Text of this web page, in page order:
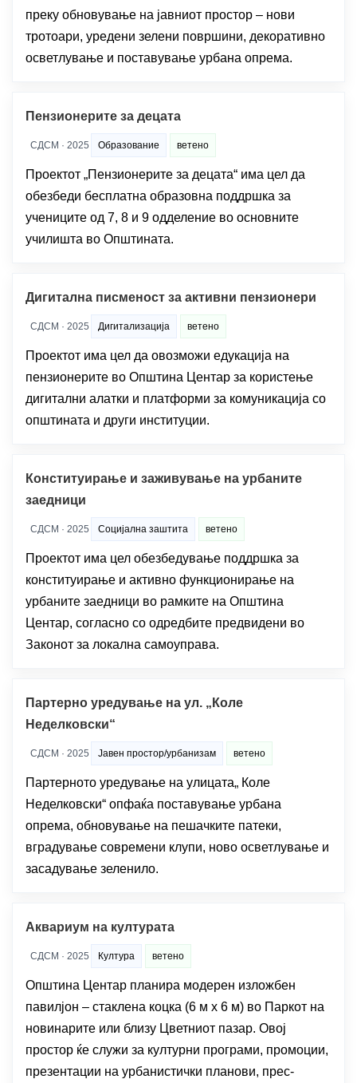
преку обновување на јавниот простор – нови
тротоари, уредени зелени површини, декоративно
осветлување и поставување урбана опрема.
Пензионерите за децата
СДСМ · 2025 Образование ветено
Проектот „Пензионерите за децата“ има цел да
обезбеди бесплатна образовна поддршка за
учениците од 7, 8 и 9 одделение во основните
училишта во Општината.
Дигитална писменост за активни пензионери
СДСМ · 2025 Дигитализација ветено
Проектот има цел да овозможи едукација на
пензионерите во Општина Центар за користење
дигитални алатки и платформи за комуникација со
општината и други институции.
Конституирање и заживување на урбаните
заедници
СДСМ · 2025 Социјална заштита ветено
Проектот има цел обезбедување поддршка за
конституирање и активно функционирање на
урбаните заедници во рамките на Општина
Центар, согласно со одредбите предвидени во
Законот за локална самоуправа.
Партерно уредување на ул. „Коле
Неделковски“
СДСМ · 2025 Јавен простор/урбанизам ветено
Партерното уредување на улицата„ Коле
Неделковски“ опфаќа поставување урбана
опрема, обновување на пешачките патеки,
вградување современи клупи, ново осветлување и
засадување зеленило.
Аквариум на културата
СДСМ · 2025 Култура ветено
Општина Центар планира модерен изложбен
павилјон – стаклена коцка (6 м x 6 м) во Паркот на
новинарите или близу Цветниот пазар. Овој
простор ќе служи за културни програми, промоции,
презентации на урбанистички планови, прес-